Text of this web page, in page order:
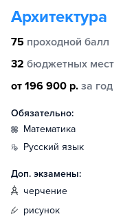
Архитектура
75 проходной балл
32 бюджетных мест
от 196 900 р. за год
Обязательно:
математика
русский язык
Доп. экзамены:
черчение
рисунок